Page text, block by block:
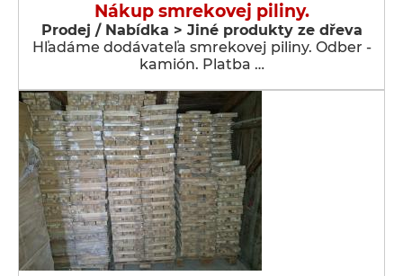
Nákup smrekovej piliny.
Prodej / Nabídka > Jiné produkty ze dřeva
Hľadáme dodávateľa smrekovej piliny. Odber -
kamión. Platba …